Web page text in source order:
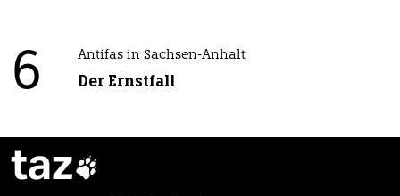
6 Antifas in Sachsen-Anhalt
Der Ernstfall
taz